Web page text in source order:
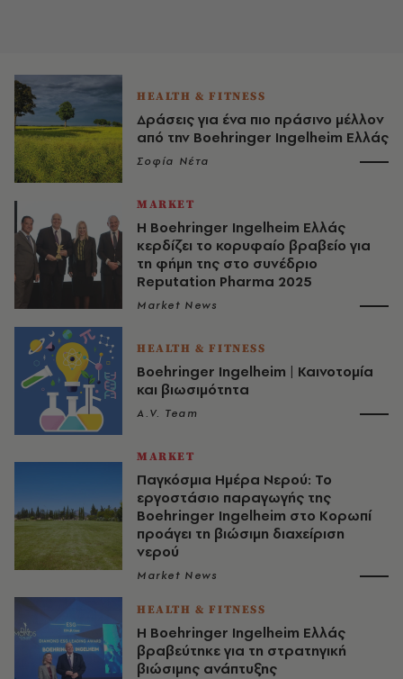
HEALTH & FITNESS
Δράσεις για ένα πιο πράσινο μέλλον
από την Boehringer Ingelheim Ελλάς
Σοφία Νέτα
MARKET
Η Boehringer Ingelheim Ελλάς
κερδίζει το κορυφαίο βραβείο για
τη φήμη της στο συνέδριο
Reputation Pharma 2025
Market News
HEALTH & FITNESS
Boehringer Ingelheim | Καινοτομία
και βιωσιμότητα
A.V. Team
MARKET
Παγκόσμια Ημέρα Νερού: Το
εργοστάσιο παραγωγής της
Boehringer Ingelheim στο Κορωπί
προάγει τη βιώσιμη διαχείριση
νερού
Market News
HEALTH & FITNESS
Η Boehringer Ingelheim Ελλάς
βραβεύτηκε για τη στρατηγική
βιώσιμης ανάπτυξης